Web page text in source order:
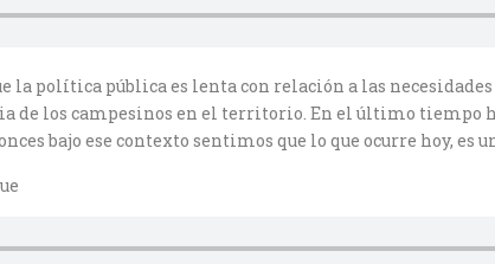
la política pública es lenta con relación a las
de los campesinos en el territorio. En el último tiempo
bajo ese contexto sentimos que lo que ocurre hoy, es